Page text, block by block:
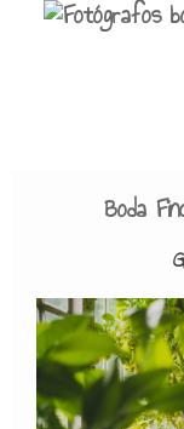
Boda